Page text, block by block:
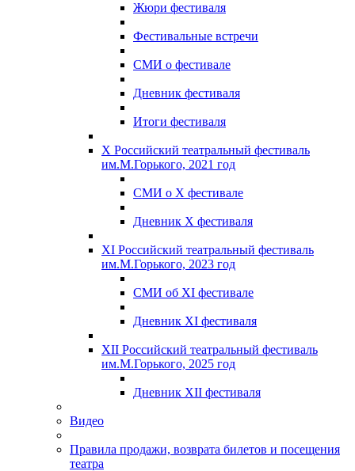
Жюри фестиваля
Фестивальные встречи
СМИ о фестивале
Дневник фестиваля
Итоги фестиваля
X Российский театральный фестиваль
им.М.Горького, 2021 год
СМИ о X фестивале
Дневник X фестиваля
XI Российский театральный фестиваль
им.М.Горького, 2023 год
СМИ об XI фестивале
Дневник XI фестиваля
XII Российский театральный фестиваль
им.М.Горького, 2025 год
Дневник XII фестиваля
Видео
Правила продажи, возврата билетов и посещения
театра